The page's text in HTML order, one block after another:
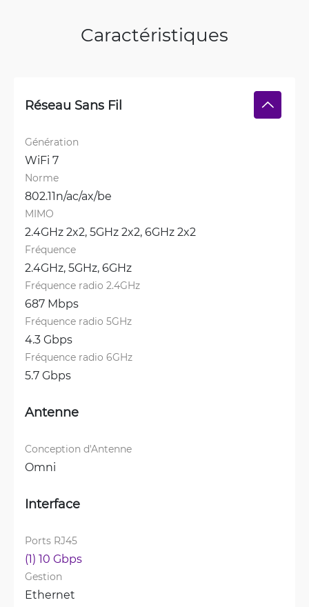
Caractéristiques
Réseau Sans Fil
Génération
WiFi 7
Norme
802.11n/ac/ax/be
MIMO
2.4GHz 2x2, 5GHz 2x2, 6GHz 2x2
Fréquence
2.4GHz, 5GHz, 6GHz
Fréquence radio 2.4GHz
687 Mbps
Fréquence radio 5GHz
4.3 Gbps
Fréquence radio 6GHz
5.7 Gbps
Antenne
Conception d'Antenne
Omni
Interface
Ports RJ45
(1) 10 Gbps
Gestion
Ethernet